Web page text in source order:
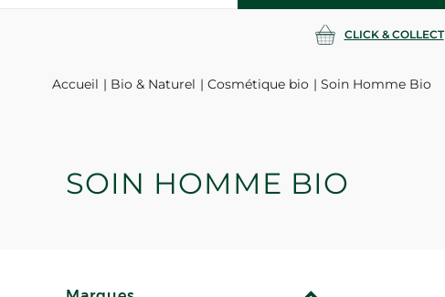
CLICK & COLLECT
Accueil Bio & Naturel Cosmétique bio Soin Homme Bio
SOIN HOMME BIO